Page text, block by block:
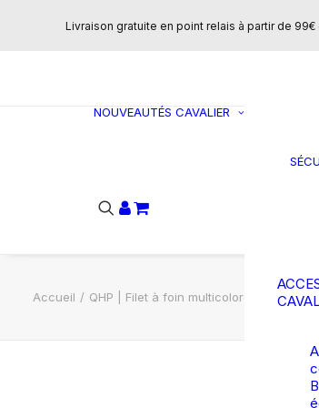
Livraison gratuite en point relais à partir de 99€
NOUVEAUTÉS CAVALIER
Accueil QHP | Filet à foin multicolore Collection